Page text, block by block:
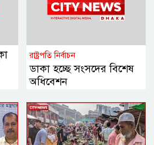
রাষ্ট্রপতি নির্বাচন
ডাকা হচ্ছে সংসদের বিশেষ
অধিবেশন